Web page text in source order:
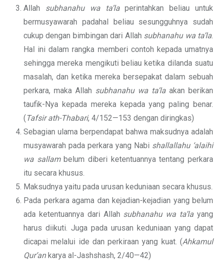
Allah subhanahu wa ta’laperintahkan beliau untuk
bermusyawarah padahal beliau sesungguhnya sudah
cukup dengan bimbingan dari Allah subhanahu wa ta’la.
Hal ini dalam rangka memberi contoh kepada umatnya
sehingga mereka mengikuti beliau ketika dilanda suatu
masalah, dan ketika mereka bersepakat dalam sebuah
perkara, maka Allah subhanahu wa ta’la akan berikan
taufik-Nya kepada mereka kepada yang paling benar.
( Tafsir ath-Thabari, 4/152—153 dengan diringkas)
Sebagian ulama berpendapat bahwa maksudnya adalah
musyawarah pada perkara yang Nabi shallallahu ‘alaihi
wa sallambelum diberi ketentuannya tentang perkara
itu secara khusus.
Maksudnya yaitu pada urusan keduniaan secara khusus.
Pada perkara agama dan kejadian-kejadian yang belum
ada ketentuannya dari Allah subhanahu wa ta’la yang
harus diikuti. Juga pada urusan keduniaan yang dapat
dicapai melalui ide dan perkiraan yang kuat. (Ahkamul
Qur’ankarya al-Jashshash, 2/40—42)